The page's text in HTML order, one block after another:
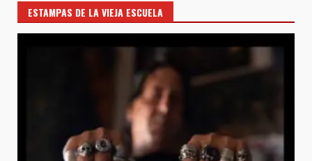
ESTAMPAS DE LA VIEJA ESCUELA